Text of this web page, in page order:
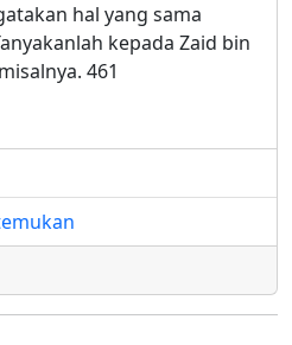
hal yang sama
kepada Zaid bin
461